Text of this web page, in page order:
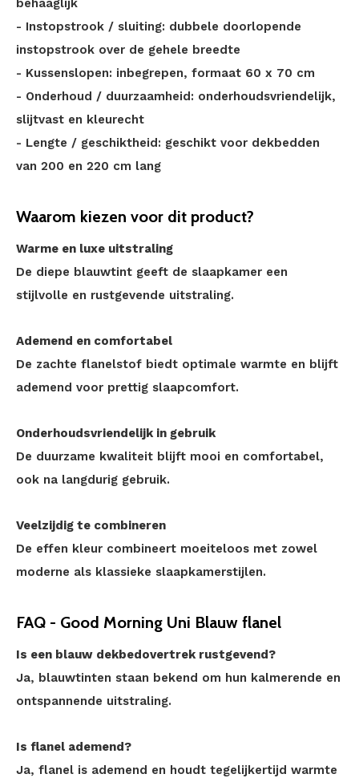
behaaglijk
- Instopstrook / sluiting: dubbele doorlopende
instopstrook over de gehele breedte
- Kussenslopen: inbegrepen, formaat 60 x 70 cm
- Onderhoud / duurzaamheid: onderhoudsvriendelijk,
slijtvast en kleurecht
- Lengte / geschiktheid: geschikt voor dekbedden
van 200 en 220 cm lang
Waarom kiezen voor dit product?
Warme en luxe uitstraling
De diepe blauwtint geeft de slaapkamer een
stijlvolle en rustgevende uitstraling.
Ademend en comfortabel
De zachte flanelstof biedt optimale warmte en blijft
ademend voor prettig slaapcomfort.
Onderhoudsvriendelijk in gebruik
De duurzame kwaliteit blijft mooi en comfortabel,
ook na langdurig gebruik.
Veelzijdig te combineren
De effen kleur combineert moeiteloos met zowel
moderne als klassieke slaapkamerstijlen.
FAQ - Good Morning Uni Blauw flanel
Is een blauw dekbedovertrek rustgevend?
Ja, blauwtinten staan bekend om hun kalmerende en
ontspannende uitstraling.
Is flanel ademend?
Ja, flanel is ademend en houdt tegelijkertijd warmte